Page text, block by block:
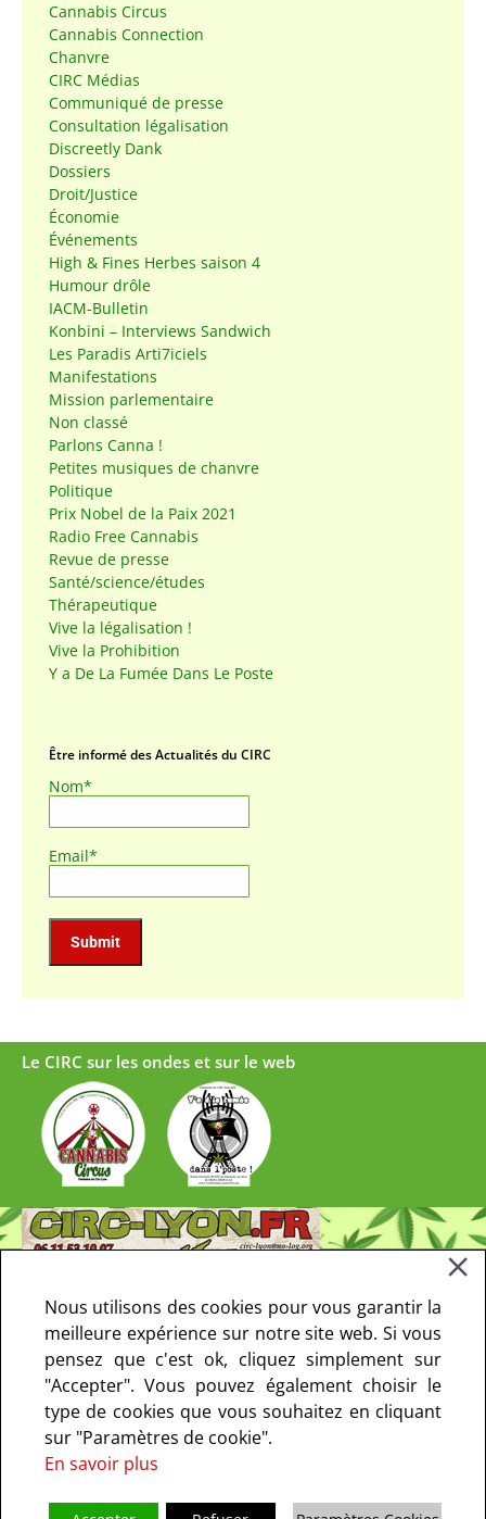
Cannabis Circus
Cannabis Connection
Chanvre
CIRC Médias
Communiqué de presse
Consultation légalisation
Discreetly Dank
Dossiers
Droit/Justice
Économie
Événements
High & Fines Herbes saison 4
Humour drôle
IACM-Bulletin
Konbini – Interviews Sandwich
Les Paradis Arti7iciels
Manifestations
Mission parlementaire
Non classé
Parlons Canna !
Petites musiques de chanvre
Politique
Prix Nobel de la Paix 2021
Radio Free Cannabis
Revue de presse
Santé/science/études
Thérapeutique
Vive la légalisation !
Vive la Prohibition
Y a De La Fumée Dans Le Poste
Être informé des Actualités du CIRC
Nom*
Email*
Le CIRC sur les ondes et sur le web
Nous utilisons des cookies pour vous garantir la
meilleure expérience sur notre site web. Si vous
pensez que c'est ok, cliquez simplement sur
"Accepter". Vous pouvez également choisir le
type de cookies que vous souhaitez en cliquant
sur "Paramètres de cookie".
En savoir plus